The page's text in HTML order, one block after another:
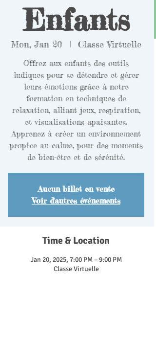
Enfants
Mon, Jan 20
  |
Classe Virtuelle
Offrez aux enfants des outils
ludiques pour se détendre et gérer
leurs émotions grâce à notre
formation en techniques de
relaxation, alliant jeux, respiration,
et visualisations apaisantes.
Apprenez à créer un environnement
propice au calme, pour des moments
de bien-être et de sérénité.
Aucun billet en vente
Voir d'autres événements
Time & Location
Jan 20, 2025, 7:00 PM – 9:00 PM
Classe Virtuelle